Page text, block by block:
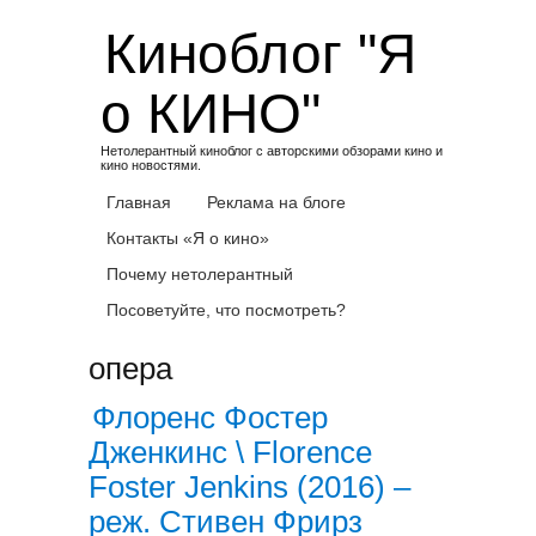
Киноблог "Я
о КИНО"
Нетолерантный киноблог с авторскими обзорами кино и
кино новостями.
Главная
Реклама на блоге
Контакты «Я о кино»
Почему нетолерантный
Посоветуйте, что посмотреть?
опера
Флоренс Фостер
Дженкинс \ Florence
Foster Jеnkins (2016) –
реж. Стивен Фрирз